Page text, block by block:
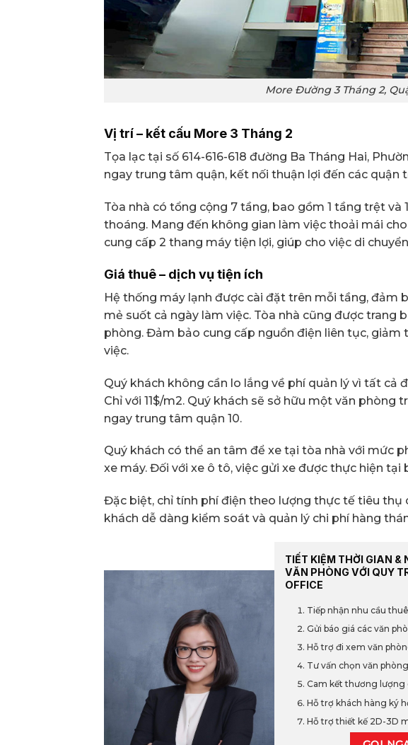
More Đường 3 Tháng 2,
Vị trí – kết cấu More 3 Tháng 2
Tọa lạc tại số 614-616-618 đường Ba Tháng Hai,
ngay trung tâm quận, kết nối thuận lợi đến các quận
Tòa nhà có tổng cộng 7 tầng, bao gồm 1 tầng trệt và
thoáng. Mang đến không gian làm việc thoải mái
cung cấp 2 thang máy tiện lợi, giúp cho việc di
Giá thuê – dịch vụ tiện ích
Hệ thống máy lạnh được cài đặt trên mỗi tầng, đảm
mẻ suốt cả ngày làm việc. Tòa nhà cũng được trang
phòng. Đảm bảo cung cấp nguồn điện liên tục, giảm
việc.
Quý khách không cần lo lắng về phí quản lý vì tất cả
Chỉ với 11$/m2. Quý khách sẽ sở hữu một văn phòng
ngay trung tâm quận 10.
Quý khách có thể an tâm để xe tại tòa nhà với mức
xe máy. Đối với xe ô tô, việc gửi xe được thực hiện tại
Đặc biệt, chỉ tính phí điện theo lượng thực tế tiêu thụ
khách dễ dàng kiểm soát và quản lý chi phí hàng
TIẾT KIỆM THỜI GIAN &
VĂN PHÒNG VỚI QUY
OFFICE
Tiếp nhận nhu cầu
Gửi báo giá các văn
Hỗ trợ đi xem văn
Tư vấn chọn văn
Cam kết thương lượng
Hỗ trợ khách hàng ký
Hỗ trợ thiết kế 2D-3D